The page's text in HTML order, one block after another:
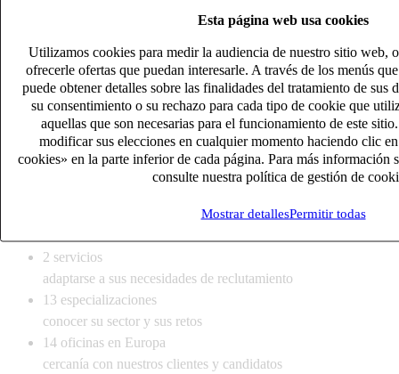
Esta página web usa cookies
Utilizamos cookies para medir la audiencia de nuestro sitio web,
ofrecerle ofertas que puedan interesarle. A través de los menús
puede obtener detalles sobre las finalidades del tratamiento de sus
su consentimiento o su rechazo para cada tipo de cookie que
aquellas que son necesarias para el funcionamiento de este
modificar sus elecciones en cualquier momento haciendo clic
cookies» en la parte inferior de cada página. Para más información
consulte nuestra política de gestión de
Mostrar detallesPermitir todas
2 servicios
adaptarse a sus necesidades de reclutamiento
13 especializaciones
conocer su sector y sus retos
cercanía con nuestros clientes y candidatos
2 servicios
adaptarse a sus necesidades de reclutamiento
13 especializaciones
conocer su sector y sus retos
14 oficinas en Europa
cercanía con nuestros clientes y candidatos